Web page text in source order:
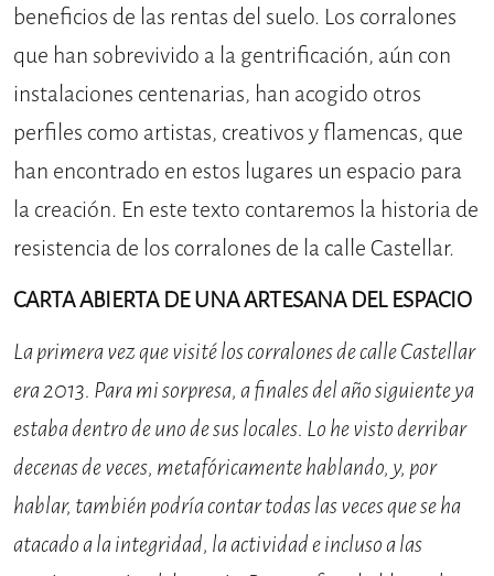
beneficios de las rentas del suelo. Los corralones
que han sobrevivido a la gentrificación, aún con
instalaciones centenarias, han acogido otros
perfiles como artistas, creativos y flamencas, que
han encontrado en estos lugares un espacio para
la creación. En este texto contaremos la historia de
resistencia de los corralones de la calle Castellar.
CARTA ABIERTA DE UNA ARTESANA DEL ESPACIO
La primera vez que visité los corralones de calle Castellar
era 2013. Para mi sorpresa, a finales del año siguiente ya
estaba dentro de uno de sus locales. Lo he visto derribar
decenas de veces, metafóricamente hablando, y, por
hablar, también podría contar todas las veces que se ha
atacado a la integridad, la actividad e incluso a las